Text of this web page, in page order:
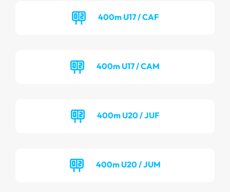
400m U17 / CAF
400m U17 / CAM
400m U20 / JUF
400m U20 / JUM